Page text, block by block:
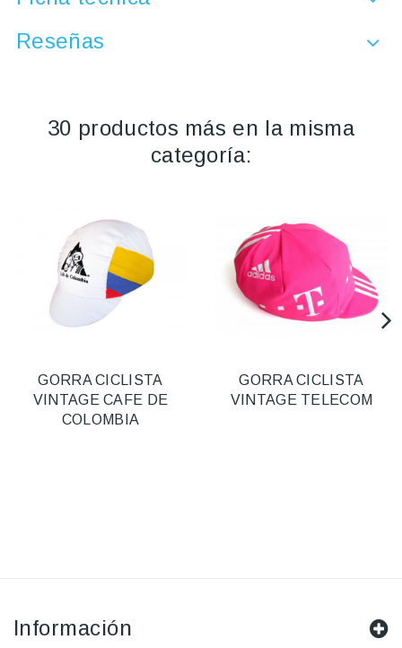
Reseñas
30 productos más en la misma
categoría:
GORRA CICLISTA
VINTAGE CAFE DE
COLOMBIA
GORRA CICLISTA
VINTAGE TELECOM
Información